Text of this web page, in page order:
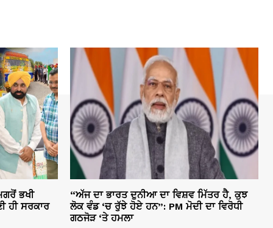
ਭਖੀ
ਹੀ ਸਰਕਾਰ
“ਅੱਜ ਦਾ ਭਾਰਤ ਦੁਨੀਆ ਦਾ ਵਿਸ਼ਵ ਮਿੱਤਰ ਹੈ, ਕੁਝ
ਲੋਕ ਵੰਡ ‘ਚ ਰੁੱਝੇ ਹੋਏ ਹਨ”: PM ਮੋਦੀ ਦਾ ਵਿਰੋਧੀ
ਗਠਜੋੜ ‘ਤੇ ਹਮਲਾ